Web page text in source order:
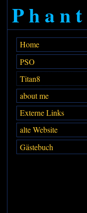
Home
PSO
Titan8
about me
Externe Links
alte Website
Gästebuch